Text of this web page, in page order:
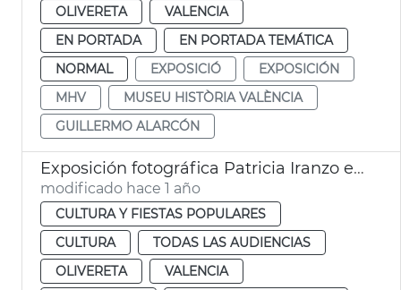
OLIVERETA
VALENCIA
EN PORTADA
EN PORTADA TEMÁTICA
NORMAL
EXPOSICIÓ
EXPOSICIÓN
MHV
MUSEU HISTÒRIA VALÈNCIA
GUILLERMO ALARCÓN
Exposición fotográfica Patricia Iranzo en el Museo Historia de València
modificado hace 1 año
CULTURA Y FIESTAS POPULARES
CULTURA
TODAS LAS AUDIENCIAS
OLIVERETA
VALENCIA